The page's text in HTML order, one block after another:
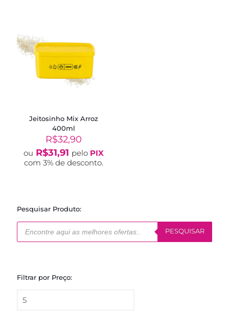
Jeitosinho Mix Arroz
400ml
R$32,90
ou R$31,91 pelo PIX
com 3% de desconto.
Pesquisar Produto:
Pesquisar
produtos
PESQUISAR
Filtrar por Preço: